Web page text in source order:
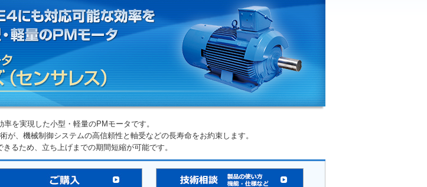
率を実現した小型・軽量のPMモータです。
が、機械制御システムの高信頼性と軸受などの長寿命をお約束します。
るため、立ち上げまでの期間短縮が可能です。